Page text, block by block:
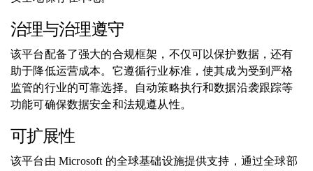
治理与治理遵守
该平台配备了强大的合规框架，不仅可以保护数据，还有
助于降低运营成本。它遵循行业标准，使其成为受到严格
监管的行业的可靠选择。自动策略执行和数据沿袭跟踪等
功能可确保数据安全和法规遵从性。
可扩展性
该平台由 Microsoft 的全球基础设施提供支持，通过全球部